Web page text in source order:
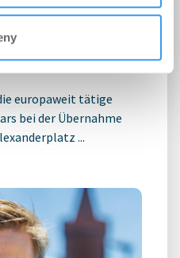
am
europaweit tätige
bei der Übernahme
...